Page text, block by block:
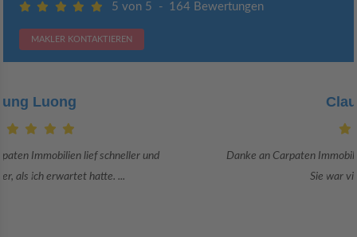
5 von 5 - 164 Bewertungen
MAKLER KONTAKTIEREN
Danke an Carpaten Immobilien und besonders an Frau Adriana Sarca.
Sie war viele Monate mehr als ...